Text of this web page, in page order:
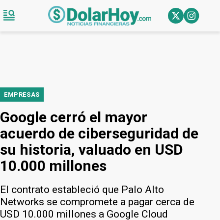
EMPRESAS
Google cerró el mayor
acuerdo de ciberseguridad de
su historia, valuado en USD
10.000 millones
El contrato estableció que Palo Alto
Networks se compromete a pagar cerca de
USD 10.000 millones a Google Cloud